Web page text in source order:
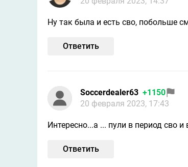
Ну так была и есть сво, побольше
Ответить
Soccerdealer63 +1150
20 февраля 2023, 17:43
Интересно...а ... пули в период сво
Ответить